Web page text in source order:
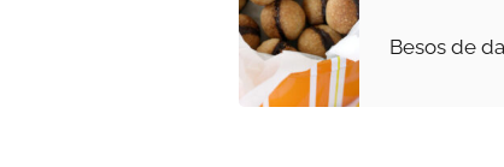
Besos de